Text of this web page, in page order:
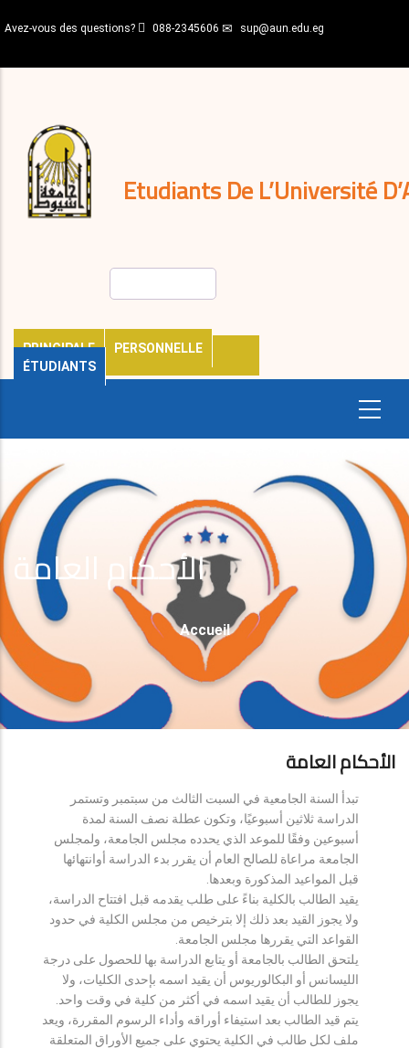
au
principal
Avez-vous des questions? 088-2345606 sup@aun.edu.eg
Etudiants De L’Université
PRINCIPALE
PERSONNELLE
ÉTUDIANTS
décisions
Expatriés
Journal
الأحكام العامة
Fil
D'Ariane
Accueil
الأحكام العامة
تبدأ السنة الجامعية في السبت الثالث من سبتمبر وتستمر
الدراسة ثلاثين أسبوعيًا، وتكون عطلة نصف السنة لمدة
أسبوعين وفقًا للموعد الذي يحدده مجلس الجامعة، ولمجلس
الجامعة مراعاة للصالح العام أن يقرر بدء الدراسة أوانتهائها
قبل المواعيد المذكورة وبعدها.
يقيد الطالب بالكلية بناءً على طلب يقدمه قبل افتتاح الدراسة،
ولا يجوز القيد بعد ذلك إلا بترخيص من مجلس الكلية في حدود
القواعد التي يقررها مجلس الجامعة.
يلتحق الطالب بالجامعة أو يتابع الدراسة بها للحصول على درجة
الليسانس أو البكالوريوس أن يقيد اسمه بإحدى الكليات، ولا
يجوز للطالب أن يقيد اسمه في أكثر من كلية في وقت واحد.
يتم قيد الطالب بعد استيفاء أوراقه وأداء الرسوم المقررة، ويعد
ملف لكل طالب في الكلية يحتوي على جميع الأوراق المتعلقة